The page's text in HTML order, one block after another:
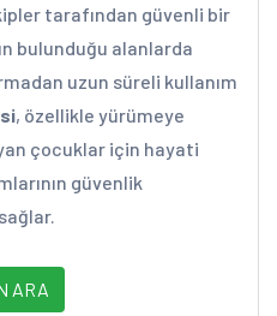
tarafından güvenli bir
bulunduğu alanlarda
uzun süreli kullanım
, özellikle yürümeye
çocuklar için hayati
güvenlik
ARA